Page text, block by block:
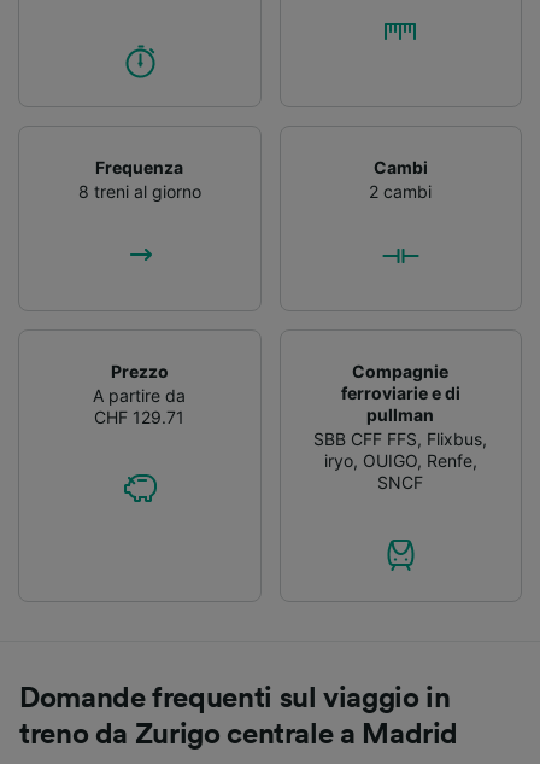
Frequenza
8 treni al giorno
Cambi
2 cambi
Prezzo
A partire da
CHF 129.71
Compagnie
ferroviarie e di
pullman
SBB CFF FFS, Flixbus,
iryo, OUIGO, Renfe,
SNCF
Domande frequenti sul viaggio in
treno da Zurigo centrale a Madrid